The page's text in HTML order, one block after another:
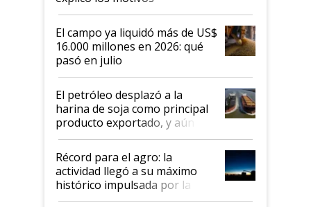
El campo ya liquidó más de US$
16.000 millones en 2026: qué
pasó en julio
El petróleo desplazó a la
harina de soja como principal
producto exportado, y aún así
el agro aportó casi seis de cada
diez dólares y sostuvo el
liderazgo en un semestre
récord
Récord para el agro: la
actividad llegó a su máximo
histórico impulsada por la
cosecha y las exportaciones